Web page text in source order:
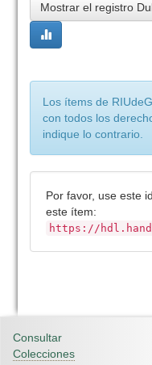
Mostrar el registro
Los ítems de
con todos los
indique lo contrario.
Por favor, use este
este ítem:
https://
Consultar
Colecciones